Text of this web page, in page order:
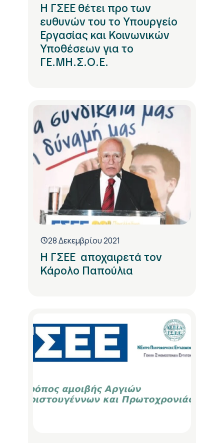
Η ΓΣΕΕ θέτει προ των
ευθυνών του το Υπουργείο
Εργασίας και Κοινωνικών
Υποθέσεων για το
ΓΕ.ΜΗ.Σ.Ο.Ε.
28 Δεκεμβρίου 2021
Η ΓΣΕΕ αποχαιρετά τον
Κάρολο Παπούλια